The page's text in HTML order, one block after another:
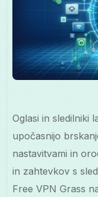
Slovenščina
Oglasi in sledilniki
upočasnijo
nastavitvami in
in zahtevkov s
Free VPN Grass